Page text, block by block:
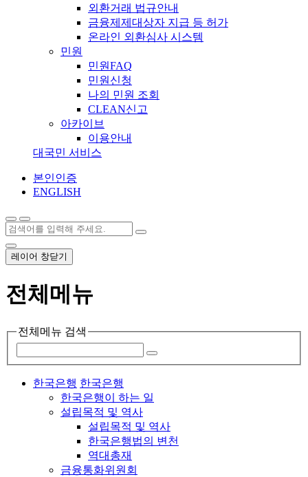
외환거래 법규안내
금융제제대상자 지급 등 허가
온라인 외환심사 시스템
민원
민원FAQ
민원신청
나의 민원 조회
CLEAN신고
아카이브
이용안내
대국민 서비스
본인인증
ENGLISH
레이어 창닫기
전체메뉴
전체메뉴 검색
한국은행 한국은행
한국은행이 하는 일
설립목적 및 역사
설립목적 및 역사
한국은행법의 변천
역대총재
금융통화위원회